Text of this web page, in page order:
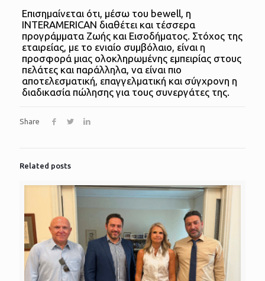
Επισημαίνεται ότι, μέσω του bewell, η
INTERAMERICAN διαθέτει και τέσσερα
προγράμματα Ζωής και Εισοδήματος. Στόχος της
εταιρείας, με το ενιαίο συμβόλαιο, είναι η
προσφορά μιας ολοκληρωμένης εμπειρίας στους
πελάτες και παράλληλα, να είναι πιο
αποτελεσματική, επαγγελματική και σύγχρονη η
διαδικασία πώλησης για τους συνεργάτες της.
Share
Related posts